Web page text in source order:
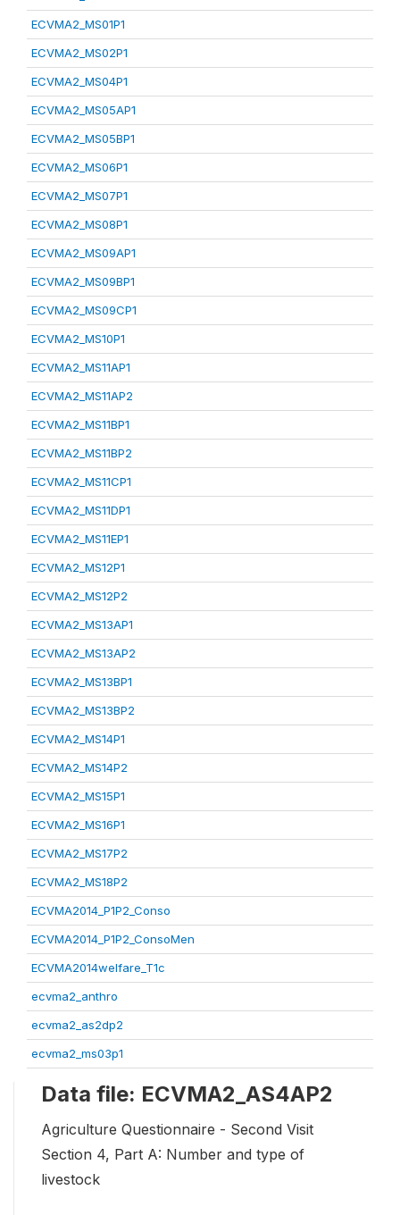
ECVMA2_MS01P1
ECVMA2_MS02P1
ECVMA2_MS04P1
ECVMA2_MS05AP1
ECVMA2_MS05BP1
ECVMA2_MS06P1
ECVMA2_MS07P1
ECVMA2_MS08P1
ECVMA2_MS09AP1
ECVMA2_MS09BP1
ECVMA2_MS09CP1
ECVMA2_MS10P1
ECVMA2_MS11AP1
ECVMA2_MS11AP2
ECVMA2_MS11BP1
ECVMA2_MS11BP2
ECVMA2_MS11CP1
ECVMA2_MS11DP1
ECVMA2_MS11EP1
ECVMA2_MS12P1
ECVMA2_MS12P2
ECVMA2_MS13AP1
ECVMA2_MS13AP2
ECVMA2_MS13BP1
ECVMA2_MS13BP2
ECVMA2_MS14P1
ECVMA2_MS14P2
ECVMA2_MS15P1
ECVMA2_MS16P1
ECVMA2_MS17P2
ECVMA2_MS18P2
ECVMA2014_P1P2_Conso
ECVMA2014_P1P2_ConsoMen
ECVMA2014welfare_T1c
ecvma2_anthro
ecvma2_as2dp2
ecvma2_ms03p1
Data file: ECVMA2_AS4AP2
Agriculture Questionnaire - Second Visit
Section 4, Part A: Number and type of
livestock